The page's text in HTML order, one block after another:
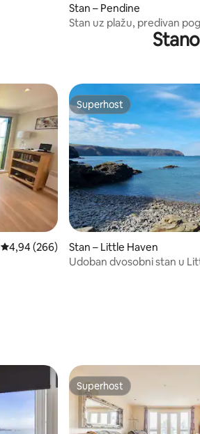
Stan – Pendine
Stan uz plažu, predivan
Prosječna ocjena: 4,94/5, recenzija: 266
4,94 (266)
Superhost
Superhost
Stan – Little Haven
Udoban dvosobni stan u
Superhost
Superhost